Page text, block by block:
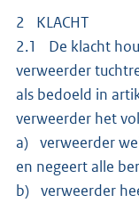
2 KLACHT
2.1 De klacht
verweerder
als bedoeld in
verweerder het
a) verweerder
en negeert alle
b) verweerder